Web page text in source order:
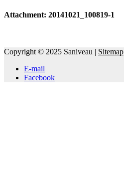
Attachment: 20141021_100819-1
Copyright © 2025 Saniveau | Sitemap
E-mail
Facebook